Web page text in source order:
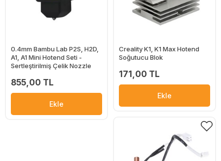
0.4mm Bambu Lab P2S, H2D,
A1, A1 Mini Hotend Seti -
Sertleştirilmiş Çelik Nozzle
855,00 TL
Ekle
Creality K1, K1 Max Hotend
Soğutucu Blok
171,00 TL
Ekle